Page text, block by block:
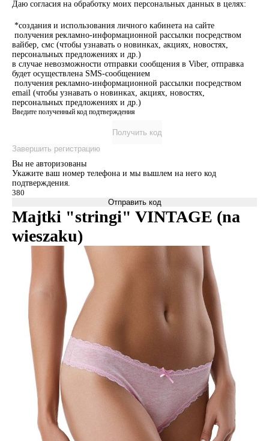
Даю согласия на обработку моих персональных данных в целях:
*создания и использования личного кабинета на сайте
получения рекламно-информационной рассылки посредством
вайбер, смс (чтобы узнавать о новинках, акциях, новостях,
персональных предложениях и др.)
в случае невозможности отправки сообщения в Viber, отправка
будет осуществлена SMS-сообщением
получения рекламно-информационной рассылки посредством
email (чтобы узнавать о новинках, акциях, новостях,
персональных предложениях и др.)
Введите полученный код подтверждения
Получить код
Завершить регистрацию
Вы не авторизованы
Укажите ваш номер телефона и мы вышлем на него код
подтверждения.
Отправить код
Majtki "stringi" VINTAGE (na
wieszaku)